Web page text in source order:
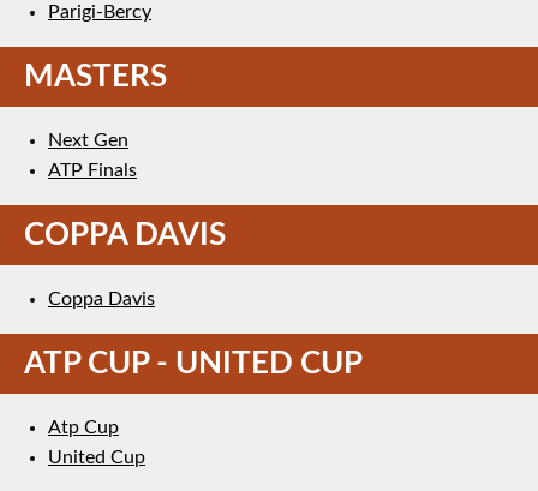
Parigi-Bercy
MASTERS
Next Gen
ATP Finals
COPPA DAVIS
Coppa Davis
ATP CUP - UNITED CUP
Atp Cup
United Cup